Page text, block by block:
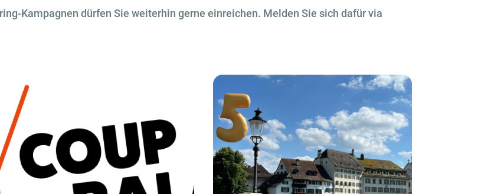
Kampagnen dürfen Sie weiterhin gerne einreichen. Melden Sie sich dafür via